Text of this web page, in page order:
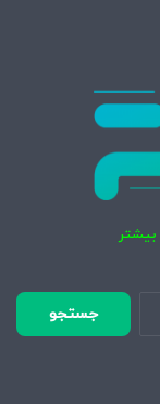
بیشتر
جستجو
برای: